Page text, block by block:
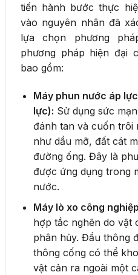
tiến hành bước thực
vào nguyên nhân đã
lựa chọn phương
phương pháp hiện đại
bao gồm:
Máy phun nước áp
lực): Sử dụng sức
đánh tan và cuốn trôi
như dầu mỡ, đất cát
đường ống. Đây là
được ứng dụng trong
nước.
Máy lò xo công
hợp tắc nghẽn do vật
phân hủy. Đầu thông
thông cống có thể
vật cản ra ngoài một